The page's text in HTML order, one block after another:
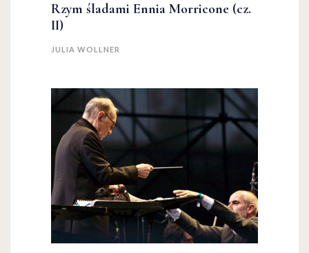
Rzym śladami Ennia Morricone (cz.
II)
JULIA WOLLNER